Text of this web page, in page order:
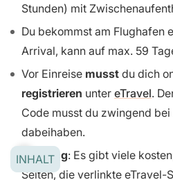
Stunden) mit
Du bekommst am Flughafen
Arrival, kann auf max. 59
Vor Einreise musst du dich
registrieren unter eTravel.
Code musst du zwingend
dabeihaben.
Achtung: Es gibt viele
Seiten, die verlinkte eTravel-
INHALT